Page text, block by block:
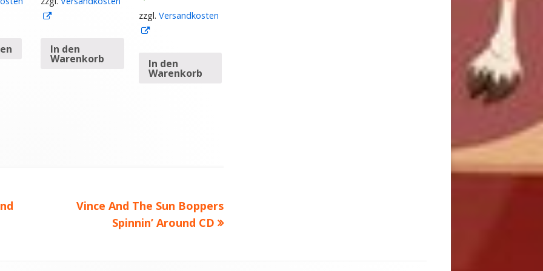
Fenster
öffnen
In den
Warenkorb
zzgl. Versandkosten
Fenster
öffnen
In den
Warenkorb
Nächster
Beitrag
Vince And The Sun Boppers
Spinnin’ Around CD